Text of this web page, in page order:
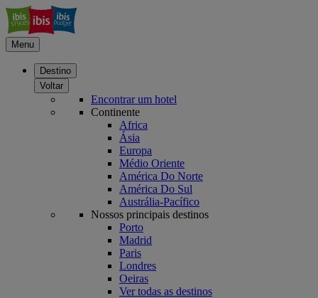
Menu
Destino
Voltar
Encontrar um hotel
Continente
Africa
Ásia
Europa
Médio Oriente
América Do Norte
América Do Sul
Austrália-Pacífico
Nossos principais destinos
Porto
Madrid
Paris
Londres
Oeiras
Ver todas as destinos